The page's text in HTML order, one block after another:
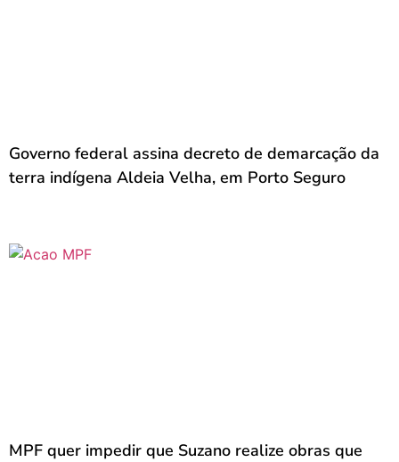
Governo federal assina decreto de demarcação da
terra indígena Aldeia Velha, em Porto Seguro
MPF quer impedir que Suzano realize obras que